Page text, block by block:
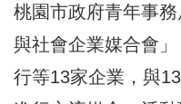
桃園市政府青年事
與社會企業媒合會
行等13家企業，與